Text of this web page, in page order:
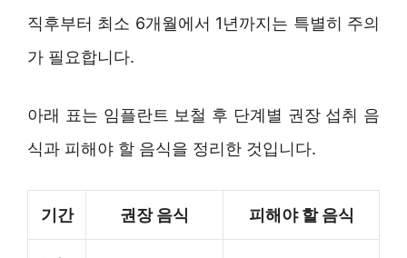
직후부터 최소 6개월에서 1년까지는 특별히 주의
가 필요합니다.
아래 표는 임플란트 보철 후 단계별 권장 섭취 음
식과 피해야 할 음식을 정리한 것입니다.
기간 권장 음식 피해야 할 음식